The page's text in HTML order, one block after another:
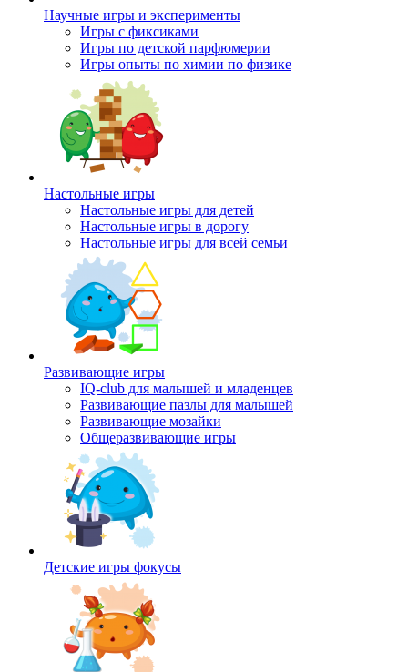
Научные игры и эксперименты
Игры с фиксиками
Игры по детской парфюмерии
Игры опыты по химии по физике
Настольные игры
Настольные игры для детей
Настольные игры в дорогу
Настольные игры для всей семьи
Развивающие игры
IQ-club для малышей и младенцев
Развивающие пазлы для малышей
Развивающие мозайки
Общеразвивающие игры
Детские игры фокусы